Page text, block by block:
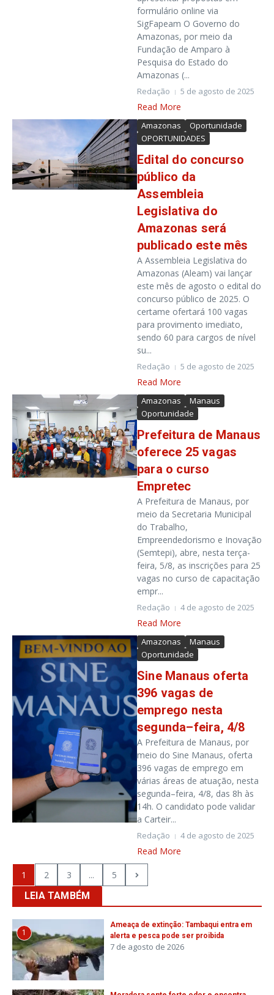
formulário online via
SigFapeam O Governo do
Amazonas, por meio da
Fundação de Amparo à
Pesquisa do Estado do
Amazonas (...
Redação 5 de agosto de 2025
Read More
Amazonas
Oportunidade
OPORTUNIDADES
Edital do concurso
público da
Assembleia
Legislativa do
Amazonas será
publicado este mês
A Assembleia Legislativa do
Amazonas (Aleam) vai lançar
este mês de agosto o edital do
concurso público de 2025. O
certame ofertará 100 vagas
para provimento imediato,
sendo 60 para cargos de nível
su...
Redação 5 de agosto de 2025
Read More
Amazonas
Manaus
Oportunidade
Prefeitura de Manaus
oferece 25 vagas
para o curso
Empretec
A Prefeitura de Manaus, por
meio da Secretaria Municipal
do Trabalho,
Empreendedorismo e Inovação
(Semtepi), abre, nesta terça-
feira, 5/8, as inscrições para 25
vagas no curso de capacitação
empr...
Redação 4 de agosto de 2025
Read More
Amazonas
Manaus
Oportunidade
Sine Manaus oferta
396 vagas de
emprego nesta
segunda–feira, 4/8
A Prefeitura de Manaus, por
meio do Sine Manaus, oferta
396 vagas de emprego em
várias áreas de atuação, nesta
segunda–feira, 4/8, das 8h às
14h. O candidato pode validar
a Carteir...
Redação 4 de agosto de 2025
Read More
1 2 3 ...
5
LEIA TAMBÉM
1
Ameaça de extinção: Tambaqui entra em
alerta e pesca pode ser proibida
7 de agosto de 2026